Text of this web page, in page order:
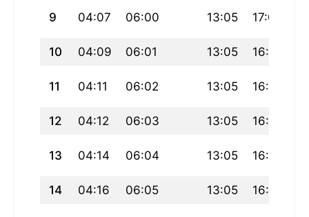
9 04:07 06:00 13:05 17:00
10 04:09 06:01 13:05 16:59
11 04:11 06:02 13:05 16:59
12 04:12 06:03 13:05 16:58
13 04:14 06:04 13:05 16:58
14 04:16 06:05 13:05 16:57